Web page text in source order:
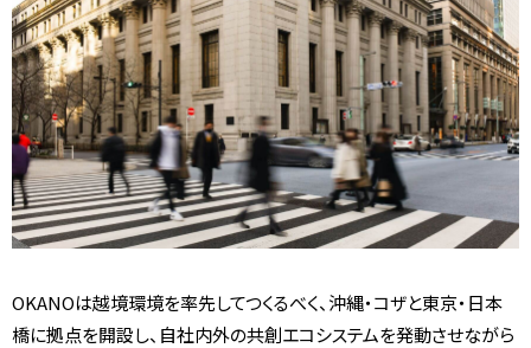
OKANOは越境環境を率先してつくるべく、沖縄・コザと東京・日本
橋に拠点を開設し、自社内外の共創エコシステムを発動させながら